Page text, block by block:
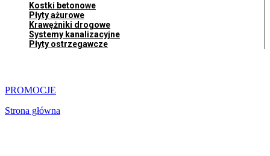
Kostki betonowe
Płyty ażurowe
Krawężniki drogowe
Systemy kanalizacyjne
Płyty ostrzegawcze
PROMOCJE
Strona główna